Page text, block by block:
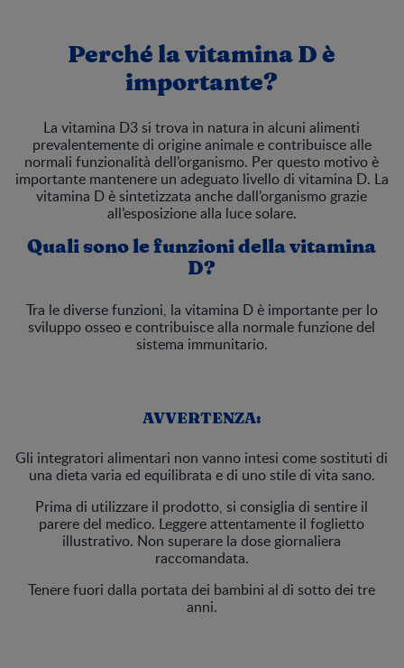
Perché la vitamina D è
importante?
La vitamina D3 si trova in natura in alcuni alimenti
prevalentemente di origine animale e contribuisce alle
normali funzionalità dell’organismo. Per questo motivo è
importante mantenere un adeguato livello di vitamina D. La
vitamina D è sintetizzata anche dall’organismo grazie
all’esposizione alla luce solare.
Quali sono le funzioni della vitamina
D?
Tra le diverse funzioni, la vitamina D è importante per lo
sviluppo osseo e contribuisce alla normale funzione del
sistema immunitario.
AVVERTENZA:
Gli integratori alimentari non vanno intesi come sostituti di
una dieta varia ed equilibrata e di uno stile di vita sano.
Prima di utilizzare il prodotto, si consiglia di sentire il
parere del medico. Leggere attentamente il foglietto
illustrativo. Non superare la dose giornaliera
raccomandata.
Tenere fuori dalla portata dei bambini al di sotto dei tre
anni.